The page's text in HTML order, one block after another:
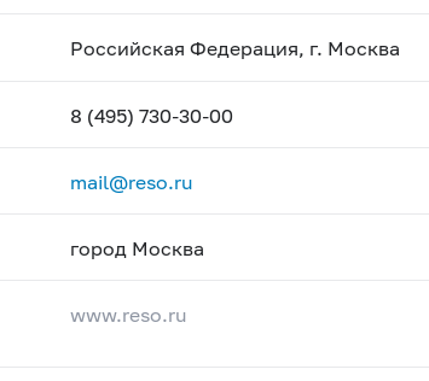
Российская Федерация, г. Москва
8 (495) 730-30-00
mail@reso.ru
город Москва
www.reso.ru